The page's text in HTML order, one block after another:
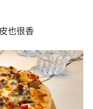
也很香